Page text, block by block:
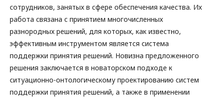
сотрудников, занятых в сфере обеспечения качества. Их
работа связана с принятием многочисленных
разнородных решений, для которых, как известно,
эффективным инструментом является система
поддержки принятия решений. Новизна предложенного
решения заключается в новаторском подходе к
ситуационно-онтологическому проектированию систем
поддержки принятия решений, а также в применении